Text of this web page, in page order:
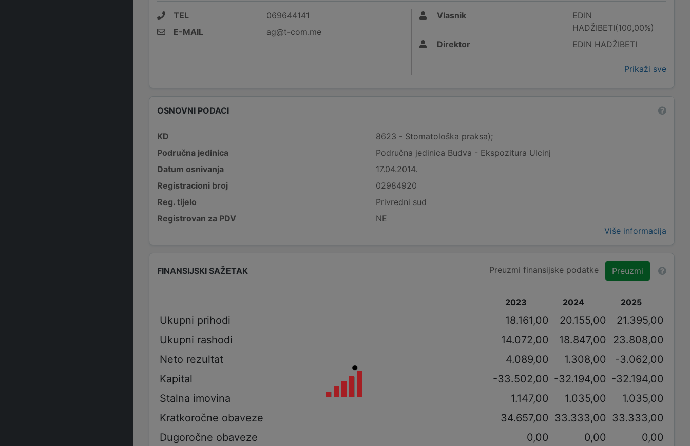
TEL
069644141
E-MAIL
ag@t-com.me
Vlasnik
EDIN
HADŽIBETI(100,00%)
Direktor
EDIN HADŽIBETI
Prikaži sve
OSNOVNI PODACI
KD
8623 - Stomatološka praksa);
Područna jedinica
Područna jedinica Budva - Ekspozitura Ulcinj
Datum osnivanja
17.04.2014.
Registracioni broj
02984920
Reg. tijelo
Privredni sud
Registrovan za PDV
NE
Više informacija
FINANSIJSKI SAŽETAK Preuzmi finansijske podatke Preuzmi
2023 2024 2025
Ukupni prihodi 18.161,00 20.155,00
21.395,00
Ukupni rashodi
14.072,00 18.847,00
23.808,00
Neto rezultat
4.089,00 1.308,00
-3.062,00
Kapital
-33.502,00 -32.194,00 -32.194,00
Stalna imovina
1.147,00 1.035,00
1.035,00
Kratkoročne obaveze
34.657,00 33.333,00 33.333,00
Dugoročne obaveze
0,00 0,00
0,00